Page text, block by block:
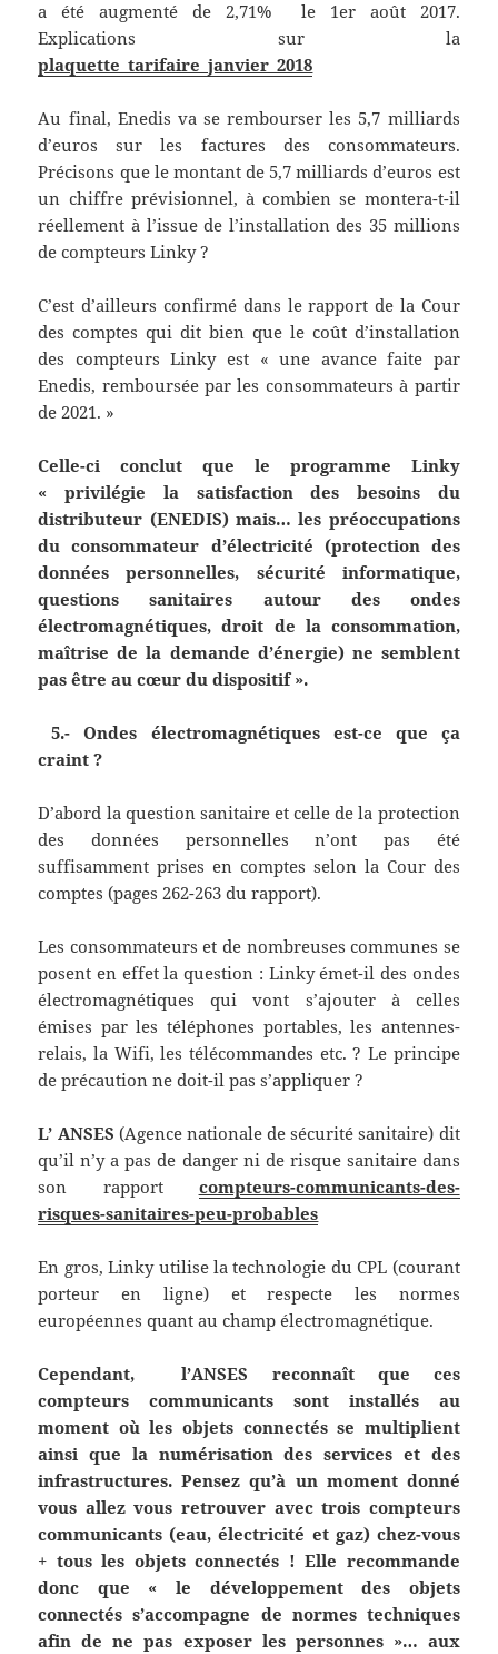
a été augmenté de 2,71% le 1er août 2017.
Explications sur la
plaquette_tarifaire_janvier_2018
Au final, Enedis va se rembourser les 5,7 milliards
d’euros sur les factures des consommateurs.
Précisons que le montant de 5,7 milliards d’euros est
un chiffre prévisionnel, à combien se montera-t-il
réellement à l’issue de l’installation des 35 millions
de compteurs Linky ?
C’est d’ailleurs confirmé dans le rapport de la Cour
des comptes qui dit bien que le coût d’installation
des compteurs Linky est « une avance faite par
Enedis, remboursée par les consommateurs à partir
de 2021. »
Celle-ci conclut que le programme Linky
« privilégie la satisfaction des besoins du
distributeur (ENEDIS) mais… les préoccupations
du consommateur d’électricité (protection des
données personnelles, sécurité informatique,
questions sanitaires autour des ondes
électromagnétiques, droit de la consommation,
maîtrise de la demande d’énergie) ne semblent
pas être au cœur du dispositif ».
5.- Ondes électromagnétiques est-ce que ça
craint ?
D’abord la question sanitaire et celle de la protection
des données personnelles n’ont pas été
suffisamment prises en comptes selon la Cour des
comptes (pages 262-263 du rapport).
Les consommateurs et de nombreuses communes se
posent en effet la question : Linky émet-il des ondes
électromagnétiques qui vont s’ajouter à celles
émises par les téléphones portables, les antennes-
relais, la Wifi, les télécommandes etc. ? Le principe
de précaution ne doit-il pas s’appliquer ?
L’ ANSES (Agence nationale de sécurité sanitaire) dit
qu’il n’y a pas de danger ni de risque sanitaire dans
son rapport compteurs-communicants-des-
risques-sanitaires-peu-probables
En gros, Linky utilise la technologie du CPL (courant
porteur en ligne) et respecte les normes
européennes quant au champ électromagnétique.
Cependant, l’ANSES reconnaît que ces
compteurs communicants sont installés au
moment où les objets connectés se multiplient
ainsi que la numérisation des services et des
infrastructures. Pensez qu’à un moment donné
vous allez vous retrouver avec trois compteurs
communicants (eau, électricité et gaz) chez-vous
+ tous les objets connectés ! Elle recommande
donc que « le développement des objets
connectés s’accompagne de normes techniques
afin de ne pas exposer les personnes »… aux